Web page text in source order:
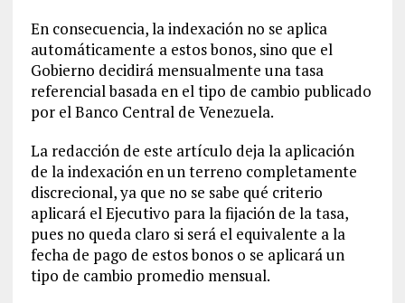
En consecuencia, la indexación no se aplica
automáticamente a estos bonos, sino que el
Gobierno decidirá mensualmente una tasa
referencial basada en el tipo de cambio publicado
por el Banco Central de Venezuela.
La redacción de este artículo deja la aplicación
de la indexación en un terreno completamente
discrecional, ya que no se sabe qué criterio
aplicará el Ejecutivo para la fijación de la tasa,
pues no queda claro si será el equivalente a la
fecha de pago de estos bonos o se aplicará un
tipo de cambio promedio mensual.